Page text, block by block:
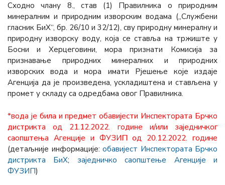
Сходно члану 8., став (1) Правилника о природним
минералним и природним изворским водама („Службени
гласник БиХ“, бр. 26/10 и 32/12), сву природну минералну и
природну изворску воду, која се ставља на тржиште у
Босни и Херцеговини, мора признати Комисија за
признавање природних минералних и природних
изворских вода и мора имати Рјешење које издаје
Агенција да је произведена, ускладиштена и стављена у
промет у складу са одредбама овог Правилника.
*вода је била и предмет обавијести Инспектората Брчко
дистрикта од 21.12.2022. године и/или заједничког
саопштења Агенције и ФУЗИП од 20.12.2022. године
(детаљније информације: обавијест Инспектората Брчко
дистрикта БиХ; заједничко саопштење Агенције и
ФУЗИП)